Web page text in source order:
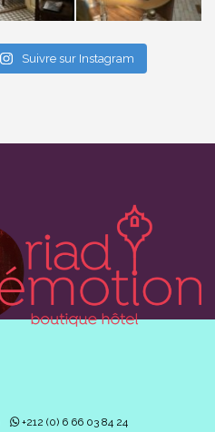
Suivre sur Instagram
+212 (0) 6 66 03 84 24